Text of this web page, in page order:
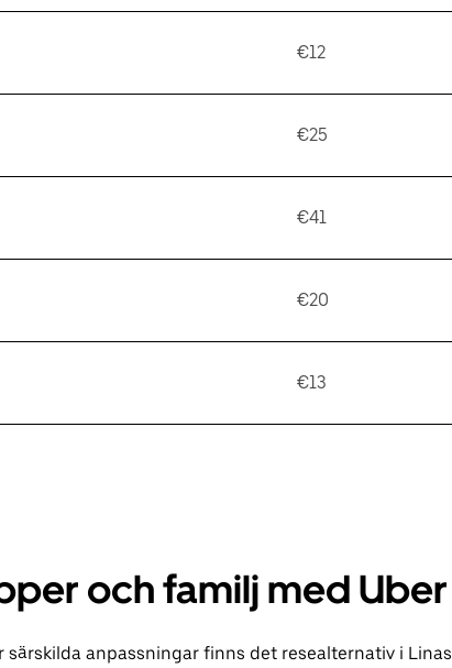
€12
€25
€41
€20
€13
och familj med Uber
anpassningar finns det resealternativ i Linas